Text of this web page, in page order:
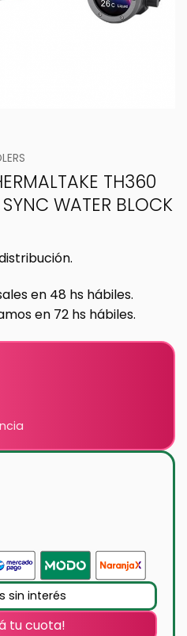
TH360
WATER BLOCK
en 48 hs hábiles.
en 72 hs hábiles.
sin interés
tu cuota!